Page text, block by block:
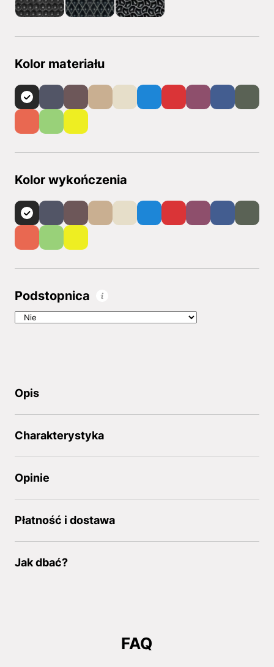
Kolor materiału
Kolor wykończenia
Podstopnica
Opis
Charakterystyka
Opinie
Płatność i dostawa
Jak dbać?
FAQ